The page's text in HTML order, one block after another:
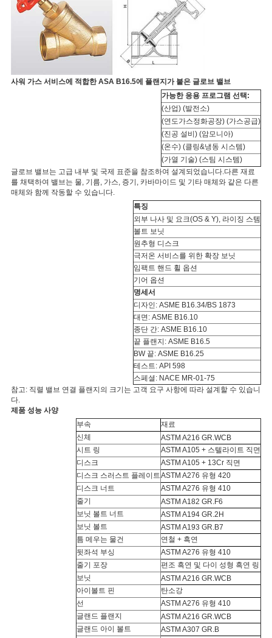
사워 가스 서비스에 적합한 ASA B16.5에 플랜지가 붙은 글로브 밸브
가능한 응용 프로그램 선택:
(산업) (발전소)
(연도가스정화공장) (가스공급)
(진공 설비) (암모니아)
(온수) (클링&냉동 시스템)
(가열 기술) (스팀 시스템)
글로브 밸브는 고급 내부 및 국제 표준을 참조하여 설계되었습니다.다른 재료
를 채택하여 밸브는 물, 기름, 가스, 증기, 카바마이드 및 기타 매체와 같은 다른
매체와 함께 작동할 수 있습니다.
특징
외부 나사 및 요크(OS & Y), 라이징 스템
볼트 보닛
원추형 디스크
극저온 서비스를 위한 확장 보닛
임팩트 핸드 휠 옵션
기어 옵션
명세서
디자인: ASME B16.34/BS 1873
대면: ASME B16.10
종단 간: ASME B16.10
끝 플랜지: ASME B16.5
BW 끝: ASME B16.25
테스트: API 598
스페셜: ​​NACE MR-01-75
참고: 직렬 밸브 연결 플랜지의 크기는 고객 요구 사항에 따라 설계할 수 있습니
다.
제품 성능 사양
부속
재료
신체
ASTM A216 GR.WCB
시트 링
ASTM A105 + 스텔라이트 직면
디스크
ASTM A105 + 13Cr 직면
디스크 스러스트 플레이트ASTM A276 유형 420
디스크 너트
ASTM A276 유형 410
줄기
ASTM A182 GR.F6
보닛 볼트 너트
ASTM A194 GR.2H
보닛 볼트
ASTM A193 GR.B7
틈 메우는 물건
연철 + 흑연
뒷좌석 부싱
ASTM A276 유형 410
줄기 포장
편조 흑연 및 다이 성형 흑연 링
보닛
ASTM A216 GR.WCB
아이볼트 핀
탄소강
선
ASTM A276 유형 410
글랜드 플랜지
ASTM A216 GR.WCB
글랜드 아이 볼트
ASTM A307 GR.B